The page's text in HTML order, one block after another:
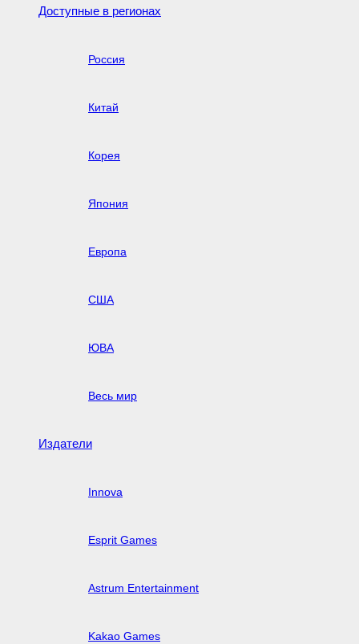
Доступные в регионах
Россия
Китай
Корея
Япония
Европа
США
ЮВА
Весь мир
Издатели
Innova
Esprit Games
Astrum Entertainment
Kakao Games